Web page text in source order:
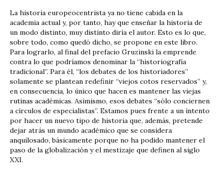
La historia europeocentrista ya no tiene cabida en la
academia actual y, por tanto, hay que enseñar la historia de
un modo distinto, muy distinto diría el autor. Esto es lo que,
sobre todo, como quedó dicho, se propone en este libro.
Para lograrlo, al final del prefacio Gruzinski la emprende
contra lo que podríamos denominar la “historiografía
tradicional”. Para él, “los debates de los historiadores”
solamente se plantean redefinir “viejos cotos reservados” y,
en consecuencia, lo único que hacen es mantener las viejas
rutinas académicas. Asimismo, esos debates “sólo conciernen
a círculos de especialistas”. Estamos pues frente a un intento
por hacer un nuevo tipo de historia que, además, pretende
dejar atrás un mundo académico que se considera
anquilosado, básicamente porque no ha podido mantener el
paso de la globalización y el mestizaje que definen al siglo
XXI.